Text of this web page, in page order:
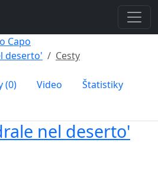
Capo
deserto'
Cesty
(0) Video
Štatistiky
nel deserto'